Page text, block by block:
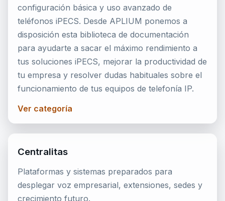
configuración básica y uso avanzado de
teléfonos iPECS. Desde APLIUM ponemos a
disposición esta biblioteca de documentación
para ayudarte a sacar el máximo rendimiento a
tus soluciones iPECS, mejorar la productividad de
tu empresa y resolver dudas habituales sobre el
funcionamiento de tus equipos de telefonía IP.
Ver categoría
Centralitas
Plataformas y sistemas preparados para
desplegar voz empresarial, extensiones, sedes y
crecimiento futuro.